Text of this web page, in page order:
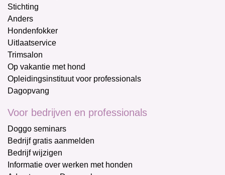
Stichting
Anders
Hondenfokker
Uitlaatservice
Trimsalon
Op vakantie met hond
Opleidingsinstituut voor professionals
Dagopvang
Voor bedrijven en professionals
Doggo seminars
Bedrijf gratis aanmelden
Bedrijf wijzigen
Informatie over werken met honden